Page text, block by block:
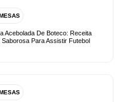
Acebolada De Boteco: Receita
Saborosa Para Assistir Futebol